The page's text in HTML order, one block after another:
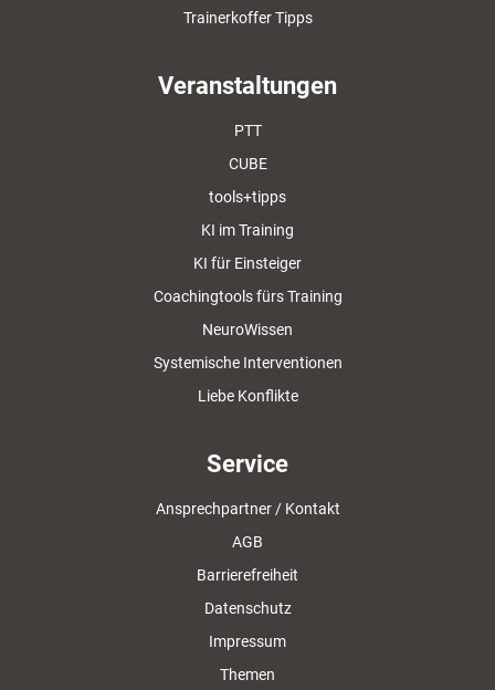
Trainerkoffer Tipps
Veranstaltungen
PTT
CUBE
tools+tipps
KI im Training
KI für Einsteiger
Coachingtools fürs Training
NeuroWissen
Systemische Interventionen
Liebe Konflikte
Service
Ansprechpartner / Kontakt
AGB
Barrierefreiheit
Datenschutz
Impressum
Themen